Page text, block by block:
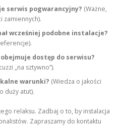
serwis pogwarancyjny? (Ważne,
zamiennych).
wcześniej podobne instalacje?
dostęp do serwisu?
„na sztywno”).
warunki? (Wiedza o jakości
duży atut).
relaksu. Zadbaj o to, by instalacja
Zapraszamy do kontaktu